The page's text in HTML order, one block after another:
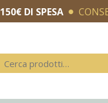
150€ DI SPESA